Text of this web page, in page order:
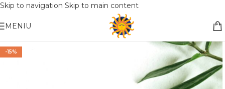
Skip to navigation Skip to main content
Nemokamas pristatymas į paštomatą apsiperkant už 30€!!
MENIU
-15%